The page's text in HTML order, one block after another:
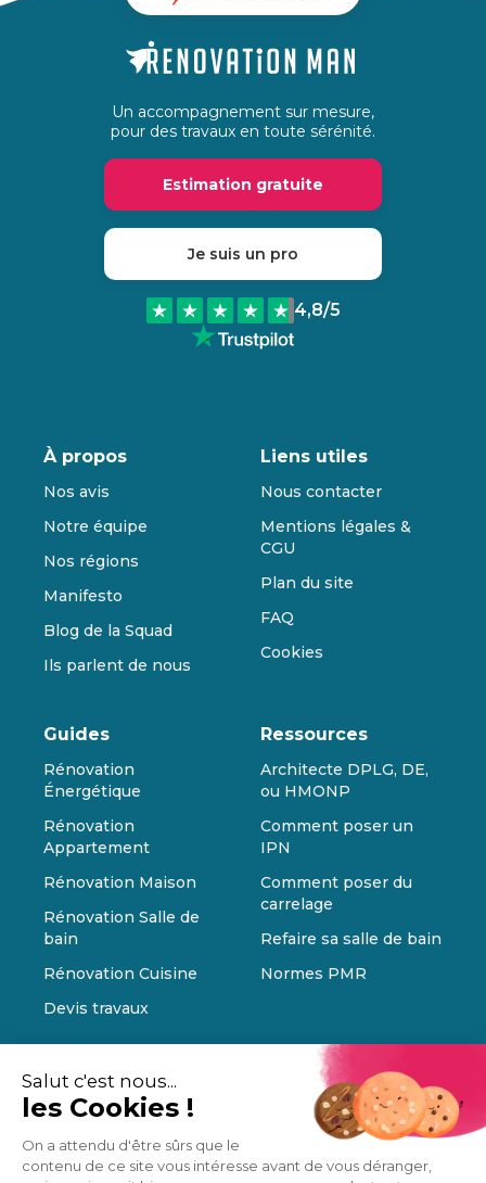
Salut c'est nous...
les Cookies !
On a attendu d'être sûrs que le
contenu de ce site vous intéresse avant de vous déranger,
Un accompagnement sur mesure,
pour des travaux en toute sérénité.
Estimation gratuite
Je suis un pro
4,8/5
À propos
Nos avis
Notre équipe
Nos régions
Manifesto
Blog de la Squad
Ils parlent de nous
Liens utiles
Nous contacter
Mentions légales &
CGU
Plan du site
FAQ
Cookies
Guides
Rénovation
Énergétique
Rénovation
Appartement
Rénovation Maison
Rénovation Salle de
bain
Rénovation Cuisine
Devis travaux
Ressources
Architecte DPLG, DE,
ou HMONP
Comment poser un
IPN
Comment poser du
carrelage
Refaire sa salle de bain
Normes PMR